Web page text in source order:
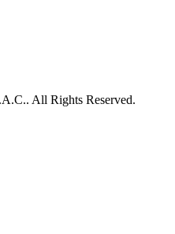
All Rights Reserved.